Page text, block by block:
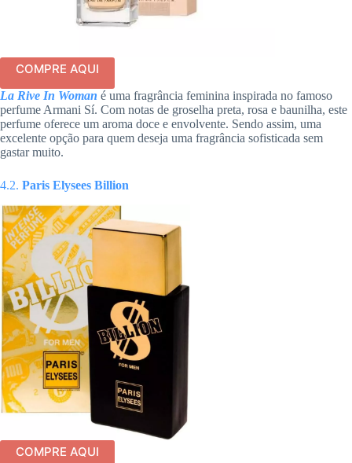
COMPRE AQUI
La Rive In Woman é uma fragrância feminina inspirada no famoso
perfume Armani Sí. Com notas de groselha preta, rosa e baunilha, este
perfume oferece um aroma doce e envolvente. Sendo assim, uma
excelente opção para quem deseja uma fragrância sofisticada sem
gastar muito.
4.2. Paris Elysees Billion
COMPRE AQUI